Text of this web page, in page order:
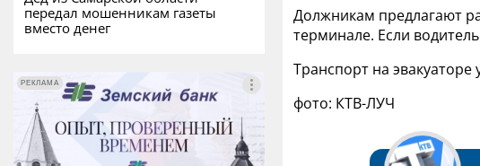
передал мошенникам газеты
вместо денег
РЕКЛАМА
РЕКЛАМА
Должникам предлагают
терминале. Если
Транспорт на эвакуаторе
фото: КТВ-ЛУЧ